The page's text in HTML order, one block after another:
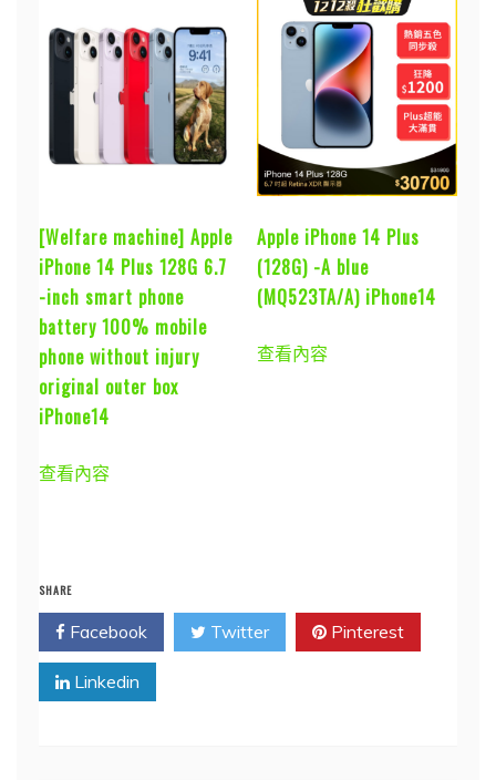
[Welfare machine] Apple
iPhone 14 Plus 128G 6.7
-inch smart phone
battery 100% mobile
phone without injury
original outer box
iPhone14
查看內容
Apple iPhone 14 Plus
(128G) -A blue
(MQ523TA/A) iPhone14
查看內容
SHARE
Facebook Twitter Pinterest
Linkedin